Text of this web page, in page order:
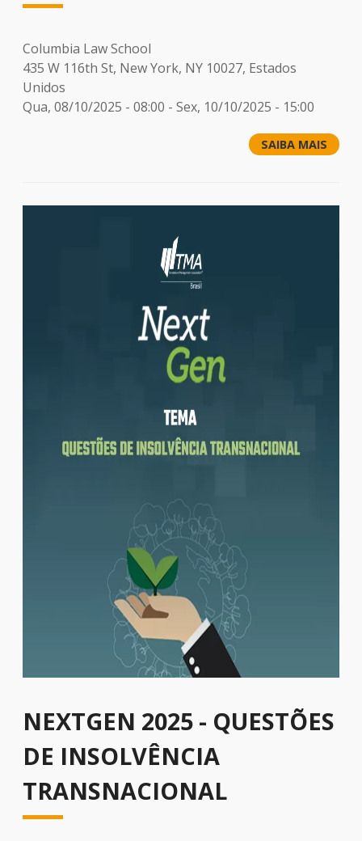
Columbia Law School
435 W 116th St, New York, NY 10027, Estados
Unidos
Qua, 08/10/2025 - 08:00 - Sex, 10/10/2025 - 15:00
SAIBA MAIS
NEXTGEN 2025 - QUESTÕES
DE INSOLVÊNCIA
TRANSNACIONAL